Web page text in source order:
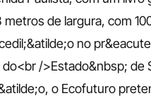
de largura, com
no
/>Estado&nbsp; de
o Ecofuturo